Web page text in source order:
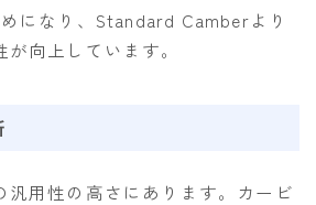
になり、Standard Camberより
向上しています。
汎用性の高さにあります。カービ